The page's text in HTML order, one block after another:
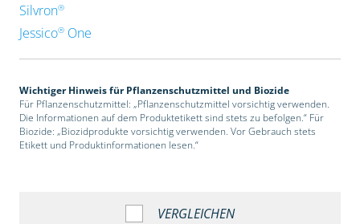
Silvron®
Jessico®One
Wichtiger Hinweis für Pflanzenschutzmittel und Biozide
Für Pflanzenschutzmittel: „Pflanzenschutzmittel vorsichtig verwenden.
Die Informationen auf dem Produktetikett sind stets zu befolgen.“ Für
Biozide: „Biozidprodukte vorsichtig verwenden. Vor Gebrauch stets
Etikett und Produktinformationen lesen.“
VERGLEICHEN